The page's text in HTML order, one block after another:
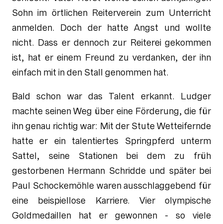
Sohn im örtlichen Reiterverein zum Unterricht
anmelden. Doch der hatte Angst und wollte
nicht. Dass er dennoch zur Reiterei gekommen
ist, hat er einem Freund zu verdanken, der ihn
einfach mit in den Stall genommen hat.
Bald schon war das Talent erkannt. Ludger
machte seinen Weg über eine Förderung, die für
ihn genau richtig war: Mit der Stute Wetteifernde
hatte er ein talentiertes Springpferd unterm
Sattel, seine Stationen bei dem zu früh
gestorbenen Hermann Schridde und später bei
Paul Schockemöhle waren ausschlaggebend für
eine beispiellose Karriere. Vier olympische
Goldmedaillen hat er gewonnen - so viele